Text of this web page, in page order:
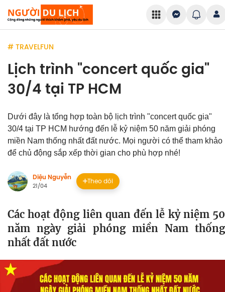
# TRAVELFUN
Lịch trình "concert quốc gia"
30/4 tại TP HCM
Dưới đây là tổng hợp toàn bộ lịch trình "concert quốc gia"
30/4 tại TP HCM hướng đến lễ kỷ niệm 50 năm giải phóng
miền Nam thống nhất đất nước. Mọi người có thể tham khảo
để chủ động sắp xếp thời gian cho phù hợp nhé!
Diệu Nguyễn
21/04
Theo dõi
Các hoạt động liên quan đến lễ kỷ niệm 50
năm ngày giải phóng miền Nam thống
nhất đất nước